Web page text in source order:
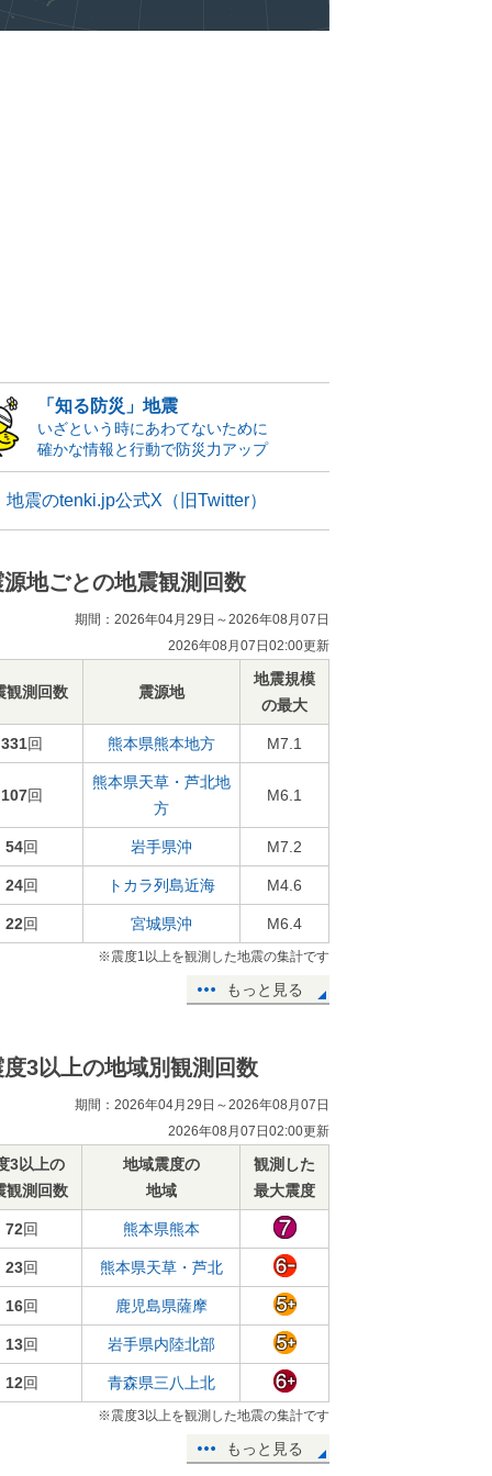
「知る防災」地震
いざという時にあわてないために
確かな情報と行動で防災力アップ
地震のtenki.jp公式X（旧Twitter）
源地ごとの地震観測回数
期間：2026年04月29日～2026年08月07日
2026年08月07日02:00更新
観測回数 震源地
地震規模
の最大
331回 熊本県熊本地方 M7.1
107回
熊本県天草・芦北地
方
M6.1
54回 岩手県沖 M7.2
24回 トカラ列島近海 M4.6
22回 宮城県沖 M6.4
※震度1以上を観測した地震の集計です
もっと見る
度3以上の地域別観測回数
期間：2026年04月29日～2026年08月07日
2026年08月07日02:00更新
3以上の
観測回数
地域震度の
地域
観測した
最大震度
72回 熊本県熊本
23回 熊本県天草・芦北
16回 鹿児島県薩摩
13回 岩手県内陸北部
12回 青森県三八上北
※震度3以上を観測した地震の集計です
もっと見る